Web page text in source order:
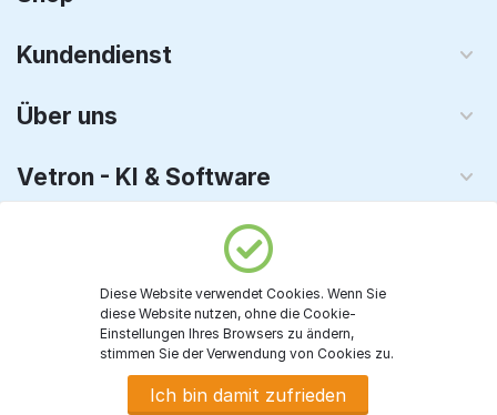
Kundendienst
Über uns
Vetron - KI & Software
© 2008 - 2026 TechnoPC GmbH. Alle Rechte vorbehalten
Diese Website verwendet Cookies. Wenn Sie
diese Website nutzen, ohne die Cookie-
Einstellungen Ihres Browsers zu ändern,
stimmen Sie der Verwendung von Cookies zu.
Ich bin damit zufrieden